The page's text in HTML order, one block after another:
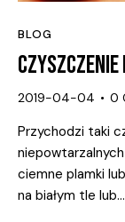
BLOG
2019-04-04 0
Przychodzi taki
ciemne plamki
na białym tle lub…